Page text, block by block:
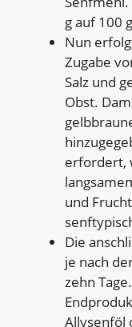
g auf 100
Nun
Zugabe
Salz und
Obst.
erfordert,
und
Die
je nach
zehn
Allysenföl